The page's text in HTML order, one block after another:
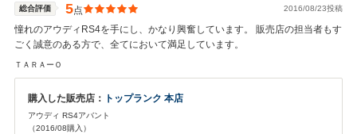
総合評価 5点 2016/08/23投稿
憧れのアウディRS4を手にし、かなり興奮しています。 販売店の担当者もす
ごく誠意のある方で、全てにおいて満足しています。
ＴＡＲＡーＯ
購入した販売店： トップランク 本店
アウディ RS4アバント
（2016/08購入）